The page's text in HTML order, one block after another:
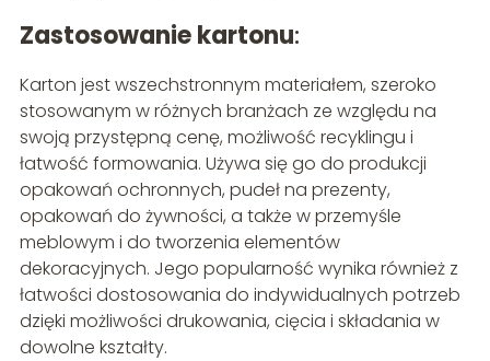
Zastosowanie kartonu:
Karton jest wszechstronnym materiałem, szeroko
stosowanym w różnych branżach ze względu na
swoją przystępną cenę, możliwość recyklingu i
łatwość formowania. Używa się go do produkcji
opakowań ochronnych, pudeł na prezenty,
opakowań do żywności, a także w przemyśle
meblowym i do tworzenia elementów
dekoracyjnych. Jego popularność wynika również z
łatwości dostosowania do indywidualnych potrzeb
dzięki możliwości drukowania, cięcia i składania w
dowolne kształty.